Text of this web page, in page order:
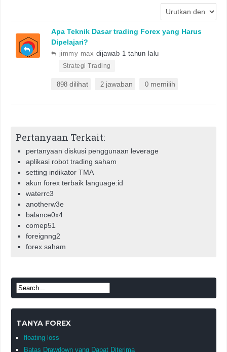
Apa Teknik Dasar trading Forex yang Harus
Dipelajari?
jimmy max dijawab 1 tahun lalu
Strategi Trading
898 dilihat 2 jawaban 0 memilih
Pertanyaan Terkait:
pertanyaan diskusi penggunaan leverage
aplikasi robot trading saham
setting indikator TMA
akun forex terbaik language:id
waterrc3
anotherw3e
balance0x4
comep51
foreignng2
forex saham
TANYA FOREX
floating loss
Batas Drawdown yang Dapat Diterima